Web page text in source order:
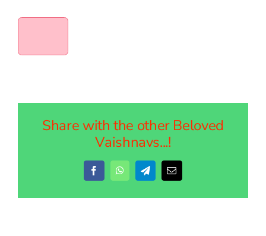
Share with the other Beloved
Vaishnavs...!
FacebookWhatsAppTelegramEmail